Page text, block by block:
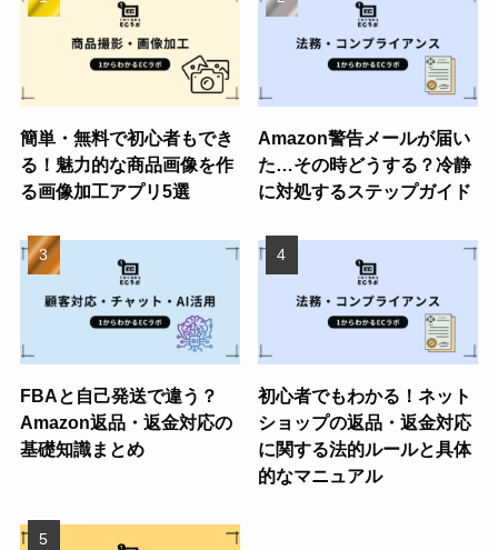
簡単・無料で初心者もでき
る！魅力的な商品画像を作
る画像加工アプリ5選
Amazon警告メールが届い
た…その時どうする？冷静
に対処するステップガイド
FBAと自己発送で違う？
Amazon返品・返金対応の
基礎知識まとめ
初心者でもわかる！ネット
ショップの返品・返金対応
に関する法的ルールと具体
的なマニュアル